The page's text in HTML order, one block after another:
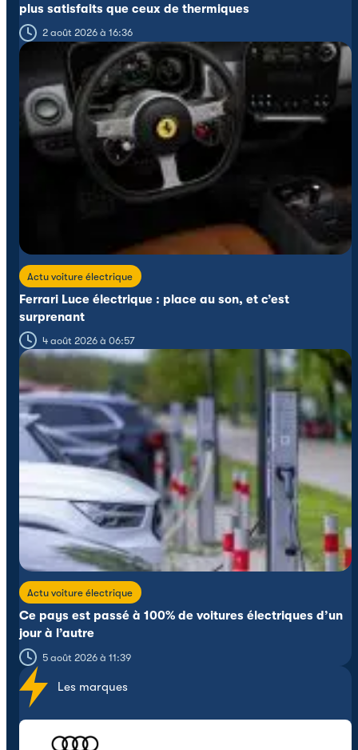
plus satisfaits que ceux de thermiques
2 août 2026 à 16:36
Actu voiture électrique
Ferrari Luce électrique : place au son, et c’est
surprenant
4 août 2026 à 06:57
Actu voiture électrique
Ce pays est passé à 100% de voitures électriques d’un
jour à l’autre
5 août 2026 à 11:39
Les marques